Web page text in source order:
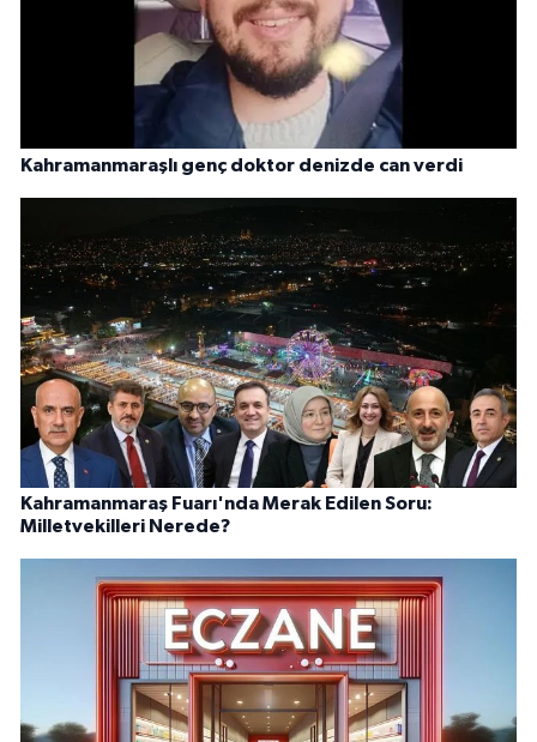
Kahramanmaraşlı genç doktor denizde can verdi
Kahramanmaraş Fuarı'nda Merak Edilen Soru:
Milletvekilleri Nerede?